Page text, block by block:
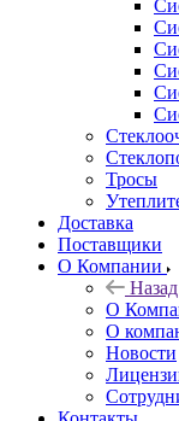
Тросы
Доставка
Поставщики
О Компании
Назад
О
О
Новости